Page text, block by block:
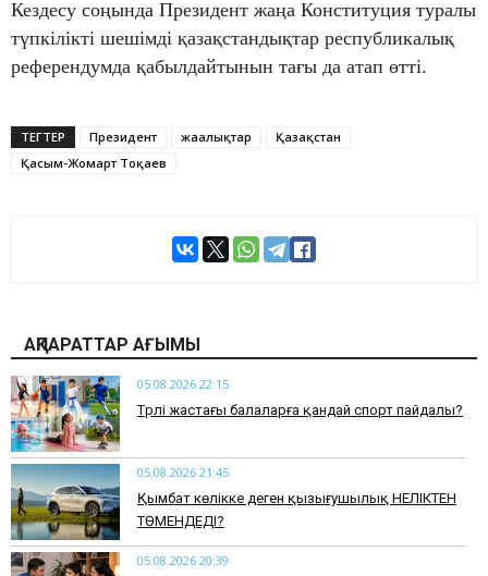
Кездесу соңында Президент жаңа Конституция туралы
түпкілікті шешімді қазақстандықтар республикалық
референдумда қабылдайтынын тағы да атап өтті.
ТЕГТЕР Президент жаңалықтар
Қазақстан
Қасым-Жомарт Тоқаев
АҚПАРАТТАР АҒЫМЫ
05.08.2026 22:15
​Түрлі жастағы балаларға қандай спорт пайдалы?
05.08.2026 21:45
Қымбат көлікке деген қызығушылық НЕЛІКТЕН
ТӨМЕНДЕДІ?
05.08.2026 20:39